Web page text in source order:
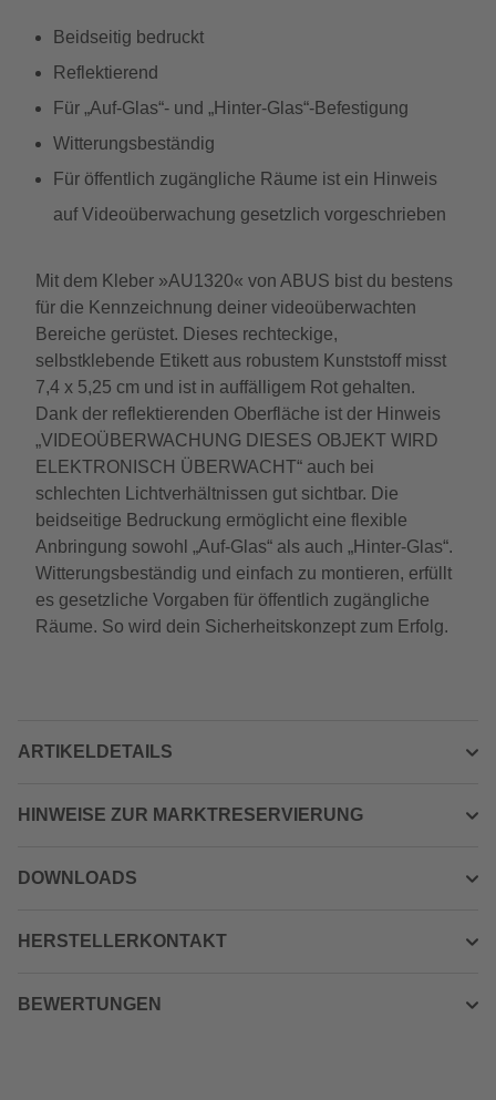
Beidseitig bedruckt
Reflektierend
Für „Auf-Glas“- und „Hinter-Glas“-Befestigung
Witterungsbeständig
Für öffentlich zugängliche Räume ist ein Hinweis
auf Videoüberwachung gesetzlich vorgeschrieben
Mit dem Kleber »AU1320« von ABUS bist du bestens
für die Kennzeichnung deiner videoüberwachten
Bereiche gerüstet. Dieses rechteckige,
selbstklebende Etikett aus robustem Kunststoff misst
7,4 x 5,25 cm und ist in auffälligem Rot gehalten.
Dank der reflektierenden Oberfläche ist der Hinweis
„VIDEOÜBERWACHUNG DIESES OBJEKT WIRD
ELEKTRONISCH ÜBERWACHT“ auch bei
schlechten Lichtverhältnissen gut sichtbar. Die
beidseitige Bedruckung ermöglicht eine flexible
Anbringung sowohl „Auf-Glas“ als auch „Hinter-Glas“.
Witterungsbeständig und einfach zu montieren, erfüllt
es gesetzliche Vorgaben für öffentlich zugängliche
Räume. So wird dein Sicherheitskonzept zum Erfolg.
ARTIKELDETAILS
HINWEISE ZUR MARKTRESERVIERUNG
DOWNLOADS
HERSTELLERKONTAKT
BEWERTUNGEN